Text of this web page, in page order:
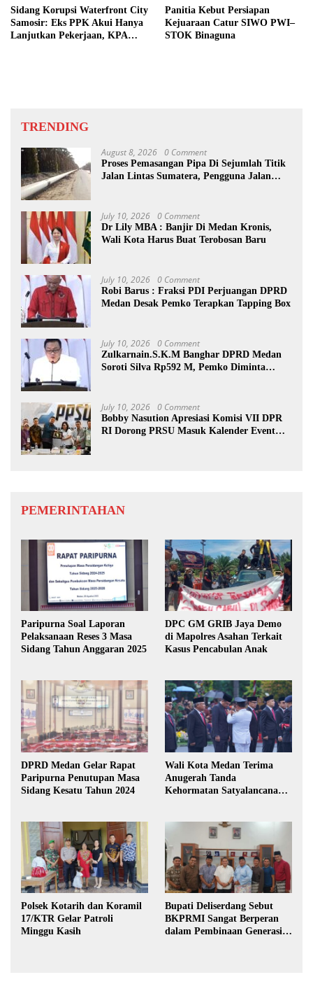
Sidang Korupsi Waterfront City
Samosir: Eks PPK Akui Hanya
Lanjutkan Pekerjaan, KPA
Panitia Kebut Persiapan
Kejuaraan Catur SIWO PWI–
STOK Binaguna
TRENDING
August 8, 2026 0 Comment
Proses Pemasangan Pipa Di Sejumlah Titik
Jalan Lintas Sumatera, Pengguna Jalan
July 10, 2026 0 Comment
Dr Lily MBA : Banjir Di Medan Kronis,
Wali Kota Harus Buat Terobosan Baru
July 10, 2026 0 Comment
Robi Barus : Fraksi PDI Perjuangan DPRD
Medan Desak Pemko Terapkan Tapping Box
July 10, 2026 0 Comment
Zulkarnain.S.K.M Banghar DPRD Medan
Soroti Silva Rp592 M, Pemko Diminta
July 10, 2026 0 Comment
Bobby Nasution Apresiasi Komisi VII DPR
RI Dorong PRSU Masuk Kalender Event
PEMERINTAHAN
Paripurna Soal Laporan
Pelaksanaan Reses 3 Masa
Sidang Tahun Anggaran 2025
DPC GM GRIB Jaya Demo
di Mapolres Asahan Terkait
Kasus Pencabulan Anak
DPRD Medan Gelar Rapat
Paripurna Penutupan Masa
Sidang Kesatu Tahun 2024
Wali Kota Medan Terima
Anugerah Tanda
Kehormatan Satyalancana
Polsek Kotarih dan Koramil
17/KTR Gelar Patroli
Minggu Kasih
Bupati Deliserdang Sebut
BKPRMI Sangat Berperan
dalam Pembinaan Generasi